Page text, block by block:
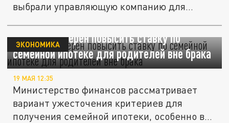
выбрали управляющую компанию для...
Минфин намерен повысить ставку по
семейной ипотеке для родителей вне брака
ЭКОНОМИКА
19 МАЯ 12:35
Министерство финансов рассматривает
вариант ужесточения критериев для
получения семейной ипотеки, особенно в...